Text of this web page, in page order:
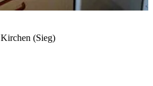
Kirchen (Sieg)